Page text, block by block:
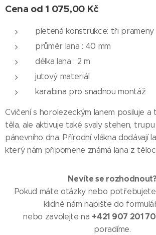
Cena od1 075,00Kč
pletená konstrukce: tři prameny
průměr lana : 40 mm
délka lana : 2 m
jutový materiál
karabina pro snadnou montáž
Cvičení s horolezeckým lanem posiluje a
těla, ale aktivuje také svaly stehen,
pánevního dna. Přírodní vlákna dodávají
který nám připomene známá lana z
Nevíte se
Pokud máte otázky nebo
klidně nám napište do
nebo zavolejte na +421 907 201
poradíme.